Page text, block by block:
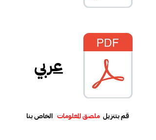
عربي
قم بتنزيل ملصق المعلومات الخاص بنا